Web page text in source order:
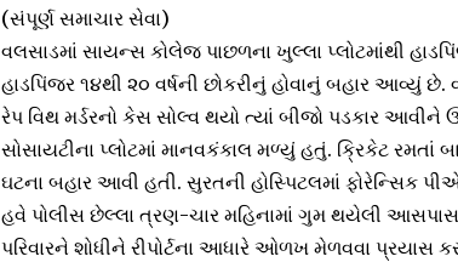
(સંપૂર્ણ સમાચાર સેવા)
વલસાડમાં સાયન્સ કોલેજ પાછળના ખુલ્લા પ્લોટમાંથી
હાડપિંજર ૧૪થી ૨૦ વર્ષની છોકરીનું હોવાનું બહાર આવ્યું છે.
રેપ વિથ મર્ડરનો કેસ સોલ્વ થયો ત્યાં બીજો પડકાર
સોસાયટીના પ્લોટમાં માનવકંકાલ મળ્યું હતું. ક્રિકેટ રમતાં
ઘટના બહાર આવી હતી. સુરતની હોસ્પિટલમાં ફોરેન્સિક
હવે પોલીસ છેલ્લા ત્રણ-ચાર મહિનામાં ગુમ થયેલી
પરિવારને શોધીને રીપોર્ટના આધારે ઓળખ મેળવવા